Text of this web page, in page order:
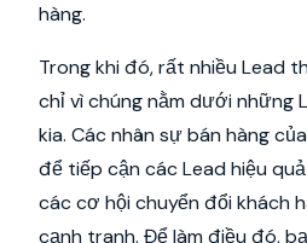
hàng.
Trong khi đó, rất nhiều Lead
chỉ vì chúng nằm dưới những
kia. Các nhân sự bán hàng
để tiếp cận các Lead hiệu
các cơ hội chuyển đổi khách
cạnh tranh. Để làm điều đó,